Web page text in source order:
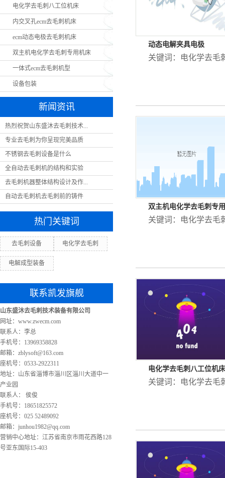
电化学去毛刺八工位机床
内交叉孔ecm去毛刺机床
ecm动态电极去毛刺机床
双主机电化学去毛刺专用机床
一体式ecm去毛刺机型
设备包装
新闻资讯
热烈祝贺山东盛沐去毛刺技术...
专业去毛刺为你呈现完美品质
不锈钢去毛刺设备是什么
全自动去毛刺机的结构和实验
去毛刺机器整体结构设计及作...
自动去毛刺机去毛刺前的铸件
热门关键词
去毛刺设备 电化学去毛刺
电解成型装备
联系凯发旗舰
山东盛沐去毛刺技术装备有限公司
网址：www.zwecm.com
联系人：李总
手机号：13969358828
邮箱： zblysoft@163.com
座机号：0533-2922311
地址：山东省淄博市淄川区淄川大道中一
产业园
联系人： 侯俊
手机号：18651825572
座机号：025 52489092
邮箱： junhou1982@qq.com
营销中心地址：江苏省南京市雨花西路128
号亚东国际15-403
动态电解夹具电极
关键词： 电化学去毛
双主机电化学去毛刺专
关键词： 电化学去毛
电化学去毛刺八工位机床
关键词： 电化学去毛